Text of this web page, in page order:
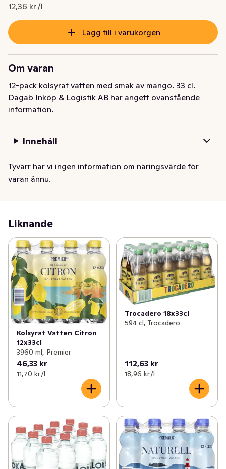
12,36 kr /l
Lägg till i varukorgen
Om varan
12-pack kolsyrat vatten med smak av mango. 33 cl.
Dagab Inköp & Logistik AB har angett ovanstående
information.
Innehåll
Tyvärr har vi ingen information om näringsvärde för
varan ännu.
Liknande
Kolsyrat Vatten Citron
12x33cl
3960 ml, Premier
46,33 kr
11,70 kr /l
Trocadero 18x33cl
594 cl, Trocadero
112,63 kr
18,96 kr /l